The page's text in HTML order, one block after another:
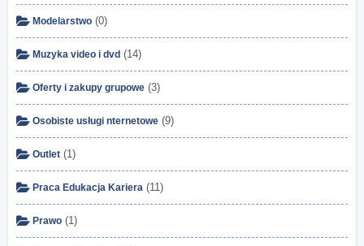
Modelarstwo (0)
Muzyka video i dvd (14)
Oferty i zakupy grupowe (3)
Osobiste usługi nternetowe (9)
Outlet (1)
Praca Edukacja Kariera (11)
Prawo (1)